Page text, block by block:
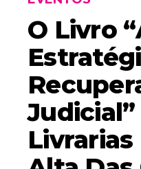
O Livro
Livrarias